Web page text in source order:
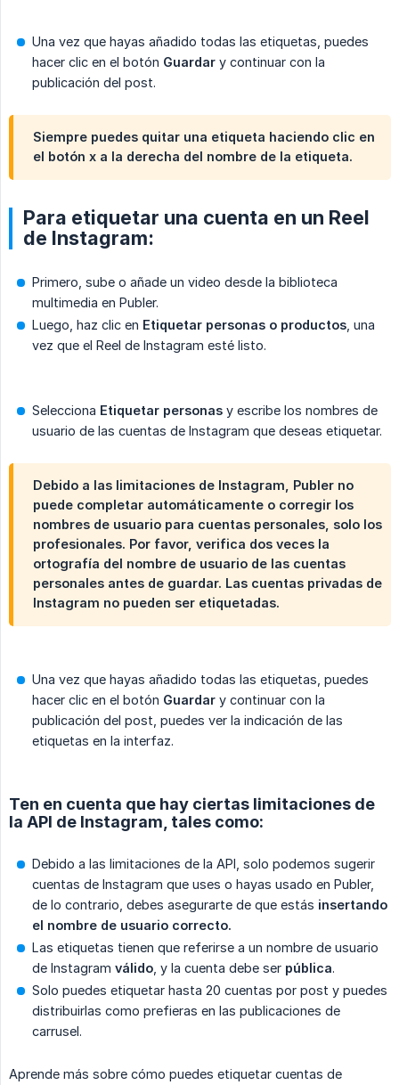
Una vez que hayas añadido todas las etiquetas, puedes
hacer clic en el botón Guardar y continuar con la
publicación del post.
Siempre puedes quitar una etiqueta haciendo clic en
el botón x a la derecha del nombre de la etiqueta.
Para etiquetar una cuenta en un Reel
de Instagram:
Primero, sube o añade un video desde la biblioteca
multimedia en Publer.
Luego, haz clic en Etiquetar personas o productos , una
vez que el Reel de Instagram esté listo.
Selecciona Etiquetar personas y escribe los nombres de
usuario de las cuentas de Instagram que deseas etiquetar.
Debido a las limitaciones de Instagram, Publer no
puede completar automáticamente o corregir los
nombres de usuario para cuentas personales, solo los
profesionales. Por favor, verifica dos veces la
ortografía del nombre de usuario de las cuentas
personales antes de guardar. Las cuentas privadas de
Instagram no pueden ser etiquetadas.
Una vez que hayas añadido todas las etiquetas, puedes
hacer clic en el botón Guardar y continuar con la
publicación del post, puedes ver la indicación de las
etiquetas en la interfaz.
Ten en cuenta que hay ciertas limitaciones de
la API de Instagram, tales como:
Debido a las limitaciones de la API, solo podemos sugerir
cuentas de Instagram que uses o hayas usado en Publer,
de lo contrario, debes asegurarte de que estás insertando
el nombre de usuario correcto.
Las etiquetas tienen que referirse a un nombre de usuario
de Instagram válido , y la cuenta debe ser pública.
Solo puedes etiquetar hasta 20 cuentas por post y puedes
distribuirlas como prefieras en las publicaciones de
carrusel.
Aprende más sobre cómo puedes etiquetar cuentas de